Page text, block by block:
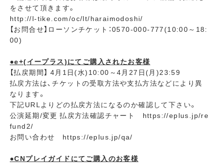
をさせて頂きます。
http://l-tike.com/oc/lt/haraimodoshi/
【お問合せ】ローソンチケット：0570-000-777(10:00～18:
00)
●e+(イープラス)にてご購入されたお客様
【払戻期間】 4月1日(水)10:00～4月27日(月)23:59
払戻方法は、チケットの受取方法や支払方法などにより異
なります。
下記URLよりどの払戻方法になるのか確認して下さい。
公演延期/変更 払戻方法確認チャート https://eplus.jp/re
fund2/
お問い合わせ https://eplus.jp/qa/
●CNプレイガイドにてご購入のお客様